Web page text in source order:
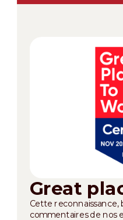
Great
Cette reconnaissance,
commentaires de nos